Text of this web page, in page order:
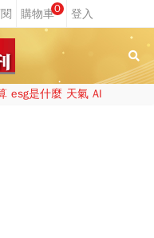
0
esg是什麼 天氣 AI